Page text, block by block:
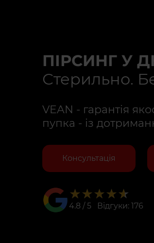
ПІРСИНГ У
Стерильно.
VEAN - гарантія
пупка - із
Консультація
★★★★★
★★★★★
4.8 / 5 Відгуки: 176